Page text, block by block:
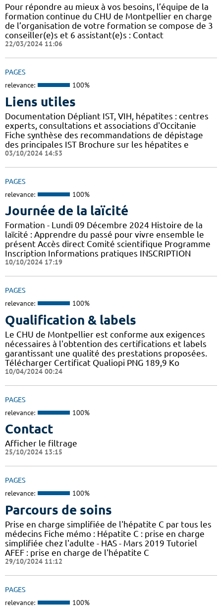
Pour répondre au mieux à vos besoins, l’équipe de la
formation continue du CHU de Montpellier en charge
de l’organisation de votre formation se compose de 3
conseiller(e)s et 6 assistant(e)s : Contact
22/03/2024 11:06
PAGES
relevance: 100%
Liens utiles
Documentation Dépliant IST, VIH, hépatites : centres
experts, consultations et associations d'Occitanie
Fiche synthèse des recommandations de dépistage
des principales IST Brochure sur les hépatites e
03/10/2024 14:53
PAGES
relevance: 100%
Journée de la laïcité
Formation - Lundi 09 Décembre 2024 Histoire de la
laïcité : Apprendre du passé pour vivre ensemble le
présent Accès direct Comité scientifique Programme
Inscription Informations pratiques ​INSCRIPTION
10/10/2024 17:19
PAGES
relevance: 100%
Qualification & labels
Le CHU de Montpellier est conforme aux exigences
nécessaires à l'obtention des certifications et labels
garantissant une qualité des prestations proposées.
Télécharger Certificat Qualiopi PNG 189,9 Ko
10/04/2024 00:24
PAGES
relevance: 100%
Contact
Afficher le filtrage
25/10/2024 13:15
PAGES
relevance: 100%
Parcours de soins
Prise en charge simplifiée de l'hépatite C par tous les
médecins Fiche mémo : Hépatite C : prise en charge
simplifiée chez l'adulte - HAS - Mars 2019 Tutoriel
AFEF : prise en charge de l'hépatite C
29/10/2024 11:12
PAGES
relevance: 100%